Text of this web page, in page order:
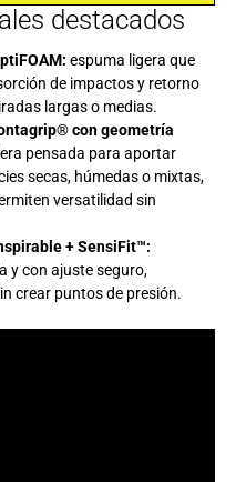
destacados
: espuma ligera que
de impactos y retorno
largas o medias.
con geometría
pensada para aportar
secas, húmedas o mixtas,
versatilidad sin
+SensiFit™:
y con ajuste seguro,
crear puntos de presión.